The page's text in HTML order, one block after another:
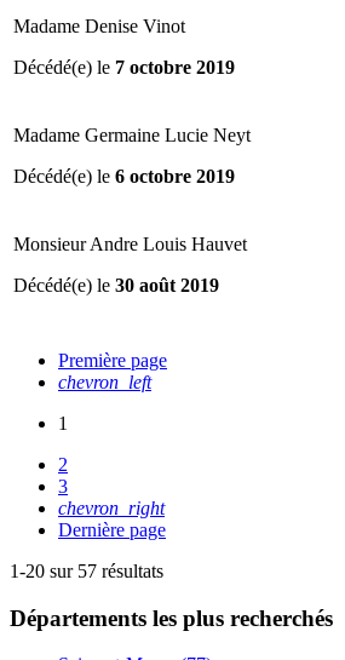
Madame Denise Vinot
Décédé(e) le 7 octobre 2019
Madame Germaine Lucie Neyt
Décédé(e) le 6 octobre 2019
Monsieur Andre Louis Hauvet
Décédé(e) le 30 août 2019
Première page
chevron_left
1
2
3
chevron_right
Dernière page
1-20 sur 57 résultats
Départements les plus recherchés